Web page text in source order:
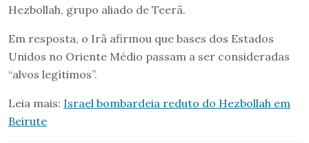
Hezbollah, grupo aliado de Teerã.
Em resposta, o Irã afirmou que bases dos Estados
Unidos no Oriente Médio passam a ser consideradas
“alvos legítimos”.
Leia mais: Israel bombardeia reduto do Hezbollah em
Beirute